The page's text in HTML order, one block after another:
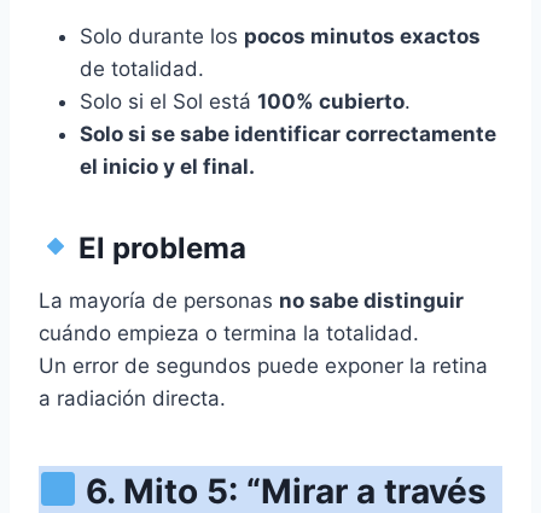
Solo durante los pocos minutos exactos
de totalidad.
Solo si el Sol está 100% cubierto.
Solo si se sabe identificar correctamente
el inicio y el final.
El problema
La mayoría de personas no sabe distinguir
cuándo empieza o termina la totalidad.
Un error de segundos puede exponer la retina
a radiación directa.
6. Mito 5: “Mirar a través